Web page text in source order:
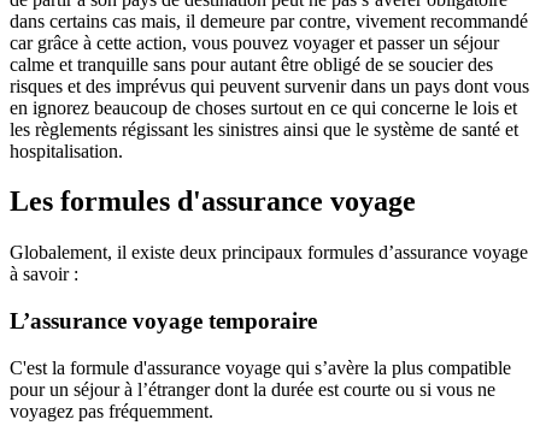
dans certains cas mais, il demeure par contre, vivement recommandé
car grâce à cette action, vous pouvez voyager et passer un séjour
calme et tranquille sans pour autant être obligé de se soucier des
risques et des imprévus qui peuvent survenir dans un pays dont vous
en ignorez beaucoup de choses surtout en ce qui concerne le lois et
les règlements régissant les sinistres ainsi que le système de santé et
hospitalisation.
Les formules d'assurance voyage
Globalement, il existe deux principaux formules d’assurance voyage
à savoir :
L’assurance voyage temporaire
C'est la formule d'assurance voyage qui s’avère la plus compatible
pour un séjour à l’étranger dont la durée est courte ou si vous ne
voyagez pas fréquemment.